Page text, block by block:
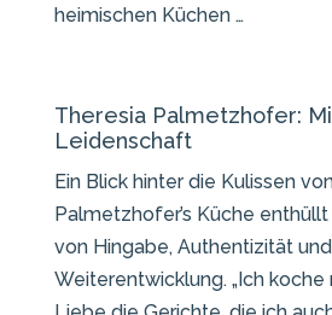
heimischen Küchen …
Theresia Palmetzhofer:
Leidenschaft
Ein Blick hinter die Kulissen
Palmetzhofer’s Küche
von Hingabe, Authentizität
Weiterentwicklung. „Ich